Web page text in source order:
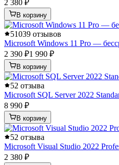
2 380 ₽
В корзину
51039 отзывов
Microsoft Windows 11 Pro —
2 390 ₽1 990 ₽
В корзину
52 отзыва
Microsoft SQL Server 2022
8 990 ₽
В корзину
52 отзыва
Microsoft Visual Studio 2022
2 380 ₽